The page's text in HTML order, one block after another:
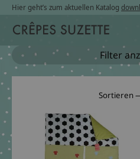
Hier geht’s zum aktuellen Katalog
Filter
Sortieren